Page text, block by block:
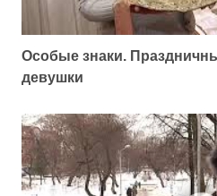
Особые знаки.
девушки